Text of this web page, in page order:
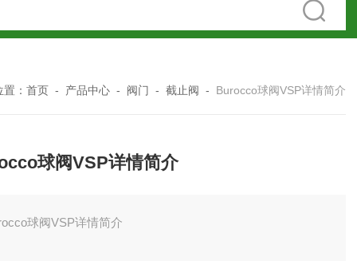
： 首页 - 产品中心 - 阀门 - 截止阀 - Burocco球阀VSP详情简介
球阀VSP详情简介
球阀VSP详情简介